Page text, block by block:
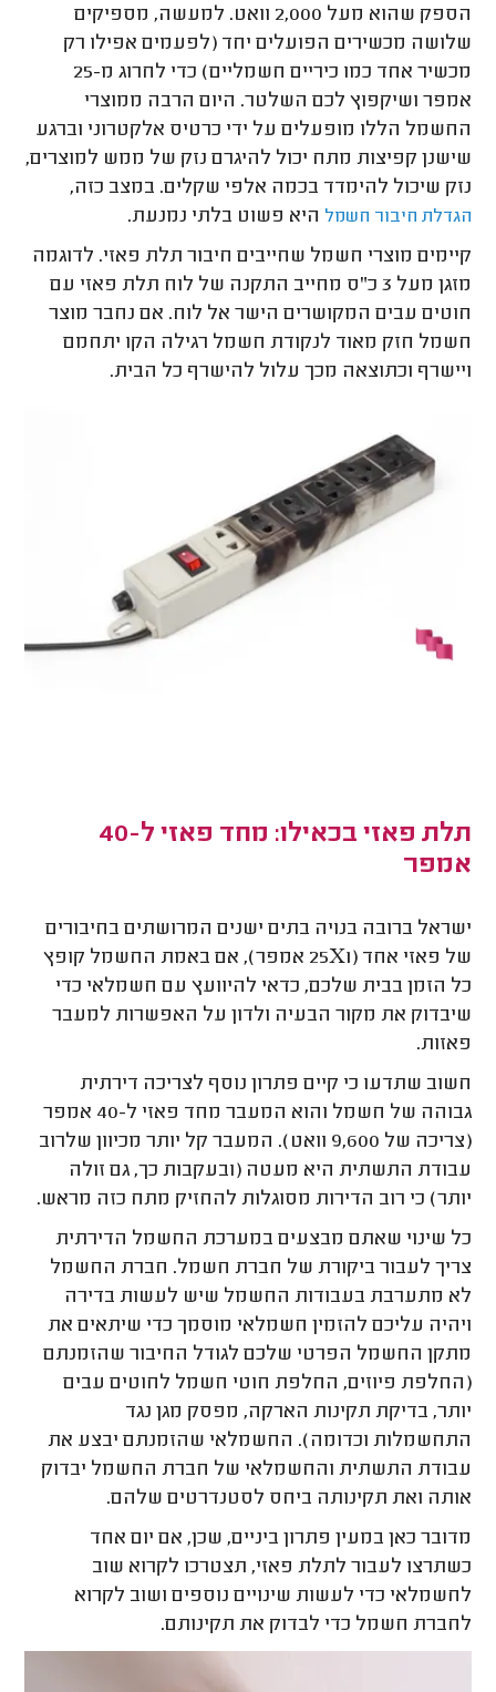
הספק שהוא מעל 2,000 וואט. למעשה, מספיקים
שלושה מכשירים הפועלים יחד (לפעמים אפילו רק
מכשיר אחד כמו כיריים חשמליים) כדי לחרוג מ-25
אמפר ושיקפוץ לכם השלטר. היום הרבה ממוצרי
החשמל הללו מופעלים על ידי כרטיס אלקטרוני וברגע
שישנן קפיצות מתח יכול להיגרם נזק של ממש למוצרים,
נזק שיכול להימדד בכמה אלפי שקלים. במצב כזה,
הגדלת חיבור חשמל היא פשוט בלתי נמנעת.
קיימים מוצרי חשמל שחייבים חיבור תלת פאזי. לדוגמה
מזגן מעל 3 כ"ס מחייב התקנה של לוח תלת פאזי עם
חוטים עבים המקושרים הישר אל לוח. אם נחבר מוצר
חשמל חזק מאוד לנקודת חשמל רגילה הקו יתחמם
ויישרף וכתוצאה מכך עלול להישרף כל הבית.
תלת פאזי בכאילו: מחד פאזי ל-40
אמפר
ישראל ברובה בנויה בתים ישנים המרושתים בחיבורים
של פאזי אחד (25X1 אמפר), אם באמת החשמל קופץ
כל הזמן בבית שלכם, כדאי להיוועץ עם חשמלאי כדי
שיבדוק את מקור הבעיה ולדון על האפשרות למעבר
פאזות.
חשוב שתדעו כי קיים פתרון נוסף לצריכה דירתית
גבוהה של חשמל והוא המעבר מחד פאזי ל-40 אמפר
(צריכה של 9,600 וואט). המעבר קל יותר מכיוון שלרוב
עבודת התשתית היא מעטה (ובעקבות כך, גם זולה
יותר) כי רוב הדירות מסוגלות להחזיק מתח כזה מראש.
כל שינוי שאתם מבצעים במערכת החשמל הדירתית
צריך לעבור ביקורת של חברת חשמל. חברת החשמל
לא מתערבת בעבודות החשמל שיש לעשות בדירה
ויהיה עליכם להזמין חשמלאי מוסמך כדי שיתאים את
מתקן החשמל הפרטי שלכם לגודל החיבור שהזמנתם
(החלפת פיוזים, החלפת חוטי חשמל לחוטים עבים
יותר, בדיקת תקינות הארקה, מפסק מגן נגד
התחשמלות וכדומה). החשמלאי שהזמנתם יבצע את
עבודת התשתית והחשמלאי של חברת החשמל יבדוק
אותה ואת תקינותה ביחס לסטנדרטים שלהם.
מדובר כאן במעין פתרון ביניים, שכן, אם יום אחד
כשתרצו לעבור לתלת פאזי, תצטרכו לקרוא שוב
לחשמלאי כדי לעשות שינויים נוספים ושוב לקרוא
לחברת חשמל כדי לבדוק את תקינותם.